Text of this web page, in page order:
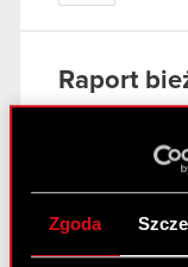
Zgoda
Raport